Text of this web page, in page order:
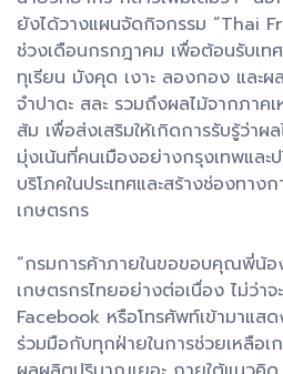
ยังได้วางแผนจัดกิจกรรม “Thai
ช่วงเดือนกรกฎาคม เพื่อต้อนรับเท
ทุเรียน มังคุด เงาะ ลองกอง และผ
จำปาดะ สละ รวมถึงผลไม้จากภาค
ส้ม เพื่อส่งเสริมให้เกิดการรับรู้ว่า
มุ่งเน้นที่คนเมืองอย่างกรุงเทพแล
บริโภคในประเทศและสร้างช่องทาง
เกษตรกร
“กรมการค้าภายในขอขอบคุณพี่น้อ
เกษตรกรไทยอย่างต่อเนื่อง ไม่ว่า
Facebook หรือโทรศัพท์เข้ามาแส
ร่วมมือกับทุกฝ่ายในการช่วยเหลือเ